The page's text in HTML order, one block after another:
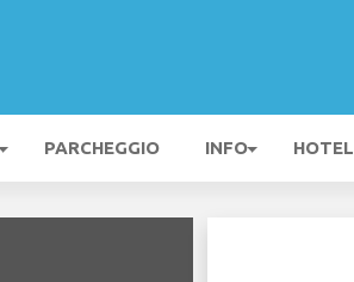
PARCHEGGIO INFO HOTEL